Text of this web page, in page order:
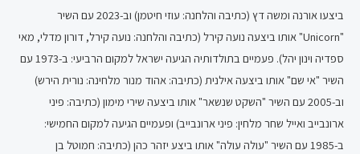
ביצעו אורנה ומשה דץ (כתיבה והלחנה: עוזי חיטמן) וב-2023 עם השיר
"Unicorn" אותו ביצעה נועה קירל (כתיבה והלחנה: נועה קירל, דורון מדלי, מאי
ספדיה וינון יהל). פעמיים בתולדותיה הגיעה ישראל למקום הרביעי: ב-1973 עם
השיר "אי שם" אותו ביצעה אילנית (כתיבה: אהוד מנור מלחינה: נורית הירש)
וב-2005 עם השיר "השקט שנשאר" אותו ביצעה שירי מימון (כתיבה: פיני
ארונבייב ואייל שחר מלחין: פיני ארונבייב) ופעמיים הגיעה למקום החמישי:
ב-1985 עם השיר "עולה עולה" אותו ביצע יזהר כהן (כתיבה: חמוטל בן